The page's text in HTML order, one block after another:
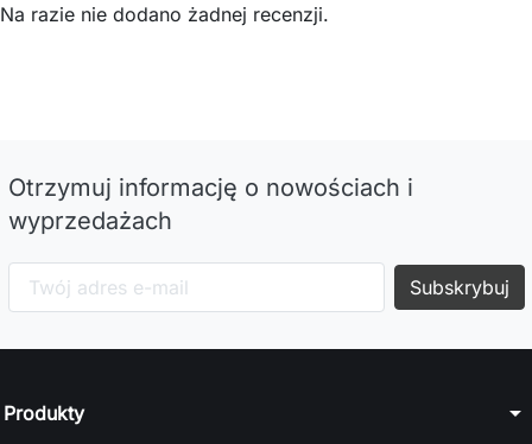
Na razie nie dodano żadnej recenzji.
Otrzymuj informację o nowościach i
wyprzedażach
Produkty arrow_drop_down